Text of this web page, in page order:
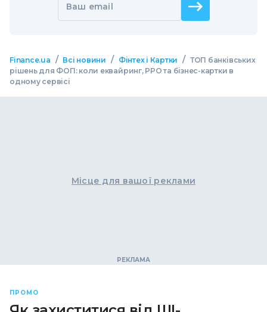
Ваш email
Finance.ua / Всі новини / Фінтех і Картки / ТОП банківських
рішень для ФОП: коли еквайринг, РРО та бізнес-картки в
одному сервісі
Місце для вашої реклами
ПРОМО